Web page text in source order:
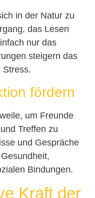
in der Natur zu
das Lesen
nur das
steigern das
Stress.
fördern
um Freunde
Treffen zu
und Gespräche
Bindungen.
Kraft der